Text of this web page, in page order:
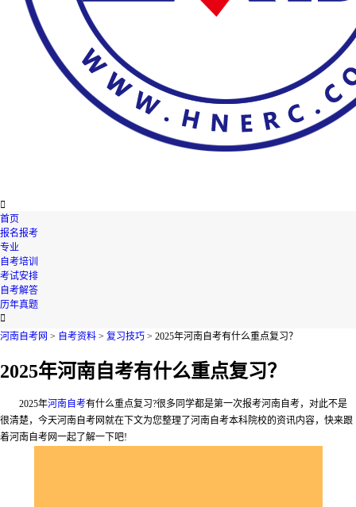

首页
报名报考
专业
自考培训
考试安排
自考解答
历年真题

河南自考网 > 自考资料 > 复习技巧 > 2025年河南自考有什么重点复习？
2025年河南自考有什么重点复习？
2025年河南自考有什么重点复习?很多同学都是第一次报考河南自考，对此不是
很清楚，今天河南自考网就在下文为您整理了河南自考本科院校的资讯内容，快来跟
着河南自考网一起了解一下吧!